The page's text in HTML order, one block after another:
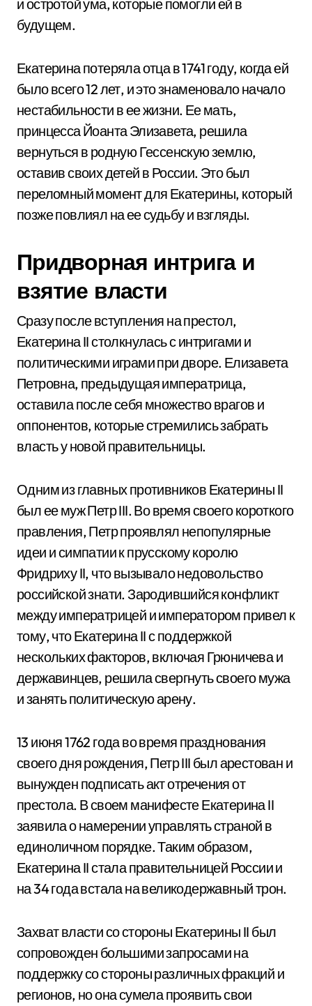
и остротой ума, которые помогли ей в
будущем.
Екатерина потеряла отца в 1741 году, когда ей
было всего 12 лет, и это знаменовало начало
нестабильности в ее жизни. Ее мать,
принцесса Йоанта Элизавета, решила
вернуться в родную Гессенскую землю,
оставив своих детей в России. Это был
переломный момент для Екатерины, который
позже повлиял на ее судьбу и взгляды.
Придворная интрига и
взятие власти
Сразу после вступления на престол,
Екатерина II столкнулась с интригами и
политическими играми при дворе. Елизавета
Петровна, предыдущая императрица,
оставила после себя множество врагов и
оппонентов, которые стремились забрать
власть у новой правительницы.
Одним из главных противников Екатерины II
был ее муж Петр III. Во время своего короткого
правления, Петр проявлял непопулярные
идеи и симпатии к прусскому королю
Фридриху II, что вызывало недовольство
российской знати. Зародившийся конфликт
между императрицей и императором привел к
тому, что Екатерина II с поддержкой
нескольких факторов, включая Грюничева и
державинцев, решила свергнуть своего мужа
и занять политическую арену.
13 июня 1762 года во время празднования
своего дня рождения, Петр III был арестован и
вынужден подписать акт отречения от
престола. В своем манифесте Екатерина II
заявила о намерении управлять страной в
единоличном порядке. Таким образом,
Екатерина II стала правительницей России и
на 34 года встала на великодержавный трон.
Захват власти со стороны Екатерины II был
сопровожден большими запросами на
поддержку со стороны различных фракций и
регионов, но она сумела проявить свои